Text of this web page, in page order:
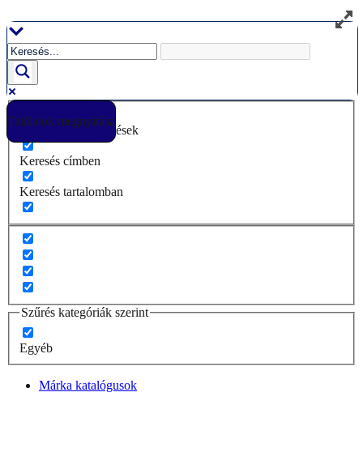
a
tartalomhoz
Találatok megnyitása
Csak pontos egyezések
Keresés címben
Keresés tartalomban
Szűrés kategóriák szerint
Egyéb
Márka katalógusok